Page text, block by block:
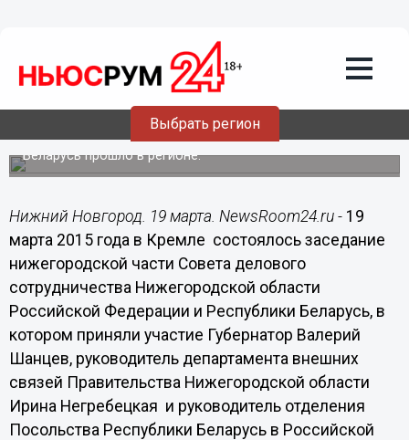
Выбрать регион
делового сотрудничества
Нижегородской области и Республики
Беларусь в Минске
Заседание нижегородской части Совета делового
сотрудничества Нижегородской области и Республики
Беларусь прошло в регионе.
Нижний Новгород. 19 марта. NewsRoom24.ru - 19
марта 2015 года в Кремле состоялось заседание
нижегородской части Совета делового
сотрудничества Нижегородской области
Российской Федерации и Республики Беларусь, в
котором приняли участие Губернатор Валерий
Шанцев, руководитель департамента внешних
связей Правительства Нижегородской области
Ирина Негребецкая и руководитель отделения
Посольства Республики Беларусь в Российской